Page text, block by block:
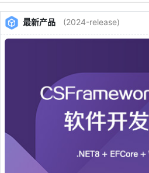
最新产品 (2024-release)